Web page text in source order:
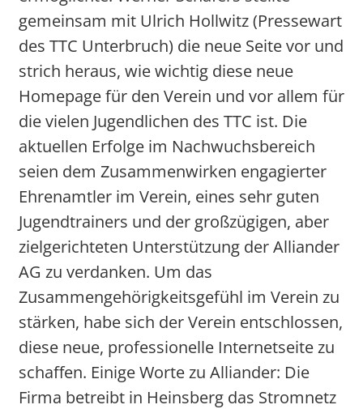
gemeinsam mit Ulrich Hollwitz (Pressewart
des TTC Unterbruch) die neue Seite vor und
strich heraus, wie wichtig diese neue
Homepage für den Verein und vor allem für
die vielen Jugendlichen des TTC ist. Die
aktuellen Erfolge im Nachwuchsbereich
seien dem Zusammenwirken engagierter
Ehrenamtler im Verein, eines sehr guten
Jugendtrainers und der großzügigen, aber
zielgerichteten Unterstützung der Alliander
AG zu verdanken. Um das
Zusammengehörigkeitsgefühl im Verein zu
stärken, habe sich der Verein entschlossen,
diese neue, professionelle Internetseite zu
schaffen. Einige Worte zu Alliander: Die
Firma betreibt in Heinsberg das Stromnetz